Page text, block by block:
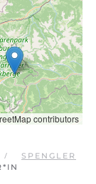
contributors
SPENGLER